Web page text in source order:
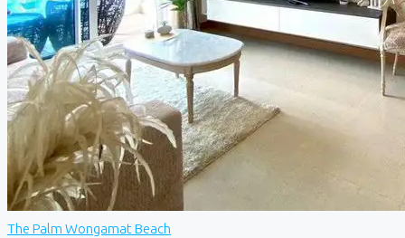
The Palm Wongamat Beach